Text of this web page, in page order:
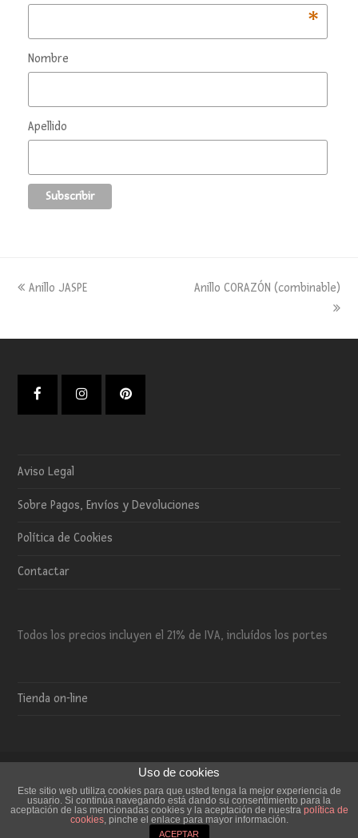
*
Nombre
Apellido
previous
Anillo JASPE
next
Anillo CORAZÓN (combinable)
FacebookInstagramPinterest
Aviso Legal
Sobre Pagos, Envíos y Devoluciones
Política de Cookies
Contactar
Todos los precios incluyen el 21% de IVA, incluídos los portes
Tienda on-line
Copyright 2015 El Trébol de 4 - Todos los derechos reservados.
Aviso Legal
Sobre Pagos, Envíos y Devoluciones
Política de Cookies
Contactar
Uso de cookies
Este sitio web utiliza cookies para que usted tenga la mejor experiencia de
usuario. Si continúa navegando está dando su consentimiento para la
aceptación de las mencionadas cookies y la aceptación de nuestra política de
cookies, pinche el enlace para mayor información.
ACEPTAR